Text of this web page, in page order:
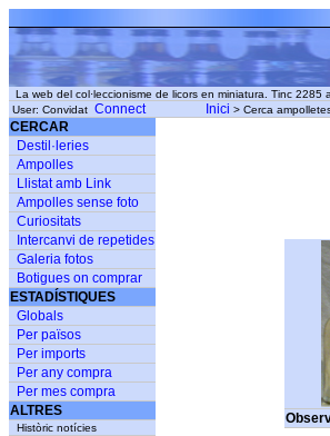
La web del col·leccionisme de licors en miniatura. Tinc 2285
User: Convidat Connect Inici > Cerca
CERCAR
Destil·leries
Ampolles
Llistat amb Link
Ampolles sense foto
Curiositats
Intercanvi de repetides
Galeria fotos
Botigues on comprar
ESTADÍSTIQUES
Globals
Per països
Per imports
Per any compra
Per mes compra
ALTRES
Històric notícies